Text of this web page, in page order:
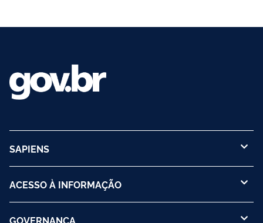
SAPIENS
ACESSO À INFORMAÇÃO
GOVERNANÇA